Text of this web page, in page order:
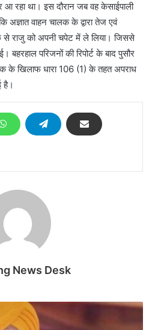
था। इस दौरान जब वह केसाईपाली
अज्ञात वाहन चालक के द्वारा तेज एवं
से राजु को अपनी चपेट में ले लिया। जिससे
बहरहाल परिजनों की रिपोर्ट के बाद पुसौर
के खिलाफ धारा 106 (1) के तहत अपराध
है।
News Desk